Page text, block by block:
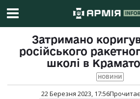
Затримано
російського
школі в
НОВИНИ
22 Березня 2023, 17:56